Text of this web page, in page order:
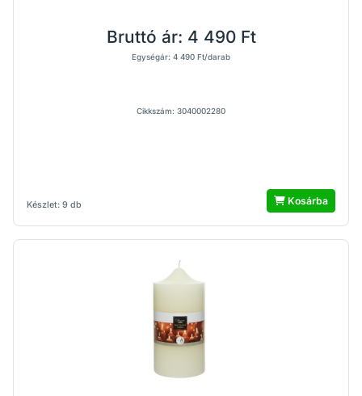
Készlet: 9 db
Bruttó ár: 4 490 Ft
Egységár: 4 490 Ft/darab
Cikkszám: 3040002280
Kosárba